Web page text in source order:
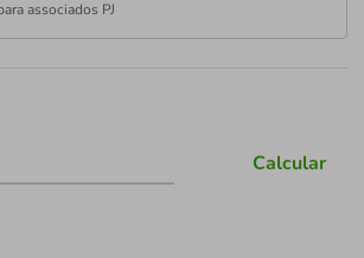
associados PJ
Calcular